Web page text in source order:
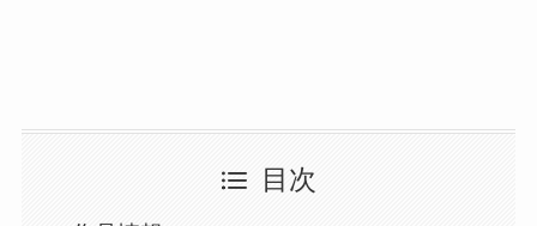
目次